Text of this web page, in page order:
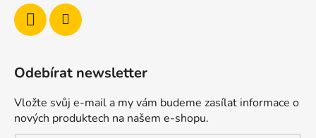
Odebírat newsletter
Vložte svůj e-mail a my vám budeme zasílat informace o
nových produktech na našem e-shopu.